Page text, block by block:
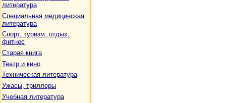
литература
Специальная медицинская
литература
Спорт, туризм, отдых,
фитнес
Старая книга
Театр и кино
Техническая литература
Ужасы, триллеры
Учебная литература